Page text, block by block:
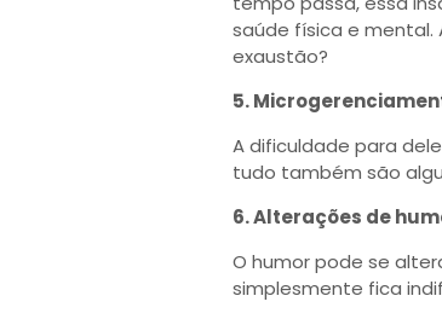
saúde física e mental.
exaustão?
5.
A dificuldade para
tudo também são
6. Alterações de
O humor pode se
simplesmente fica